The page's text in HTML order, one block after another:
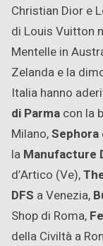
Christian Dior e
di Louis Vuitton
Mentelle in
Zelanda e la
Italia hanno
di Parma con la
Milano,Sephora
la Manufacture
d’Artico (Ve),
DFS a Venezia,
Shop di Roma,
della Civiltà a